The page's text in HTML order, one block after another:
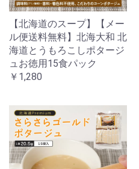
【北海道のスープ】【メー
ル便送料無料】北海大和 北
海道とうもろこしポタージ
ュお徳用15食パック
￥1,280